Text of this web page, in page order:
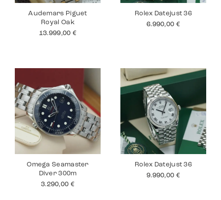
Audemars Piguet
Royal Oak
13.999,00 €
Rolex Datejust 36
6.990,00 €
Omega Seamaster
Diver 300m
3.290,00 €
Rolex Datejust 36
9.990,00 €